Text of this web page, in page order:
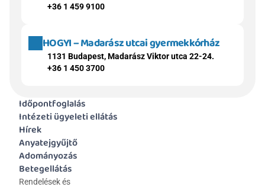
+36 1 459 9100
HOGYI – Madarász utcai gyermekkórház
1131 Budapest, Madarász Viktor utca 22-24.
+36 1 450 3700
Időpontfoglalás
Intézeti ügyeleti ellátás
Hírek
Anyatejgyűjtő
Adományozás
Betegellátás
Rendelések és